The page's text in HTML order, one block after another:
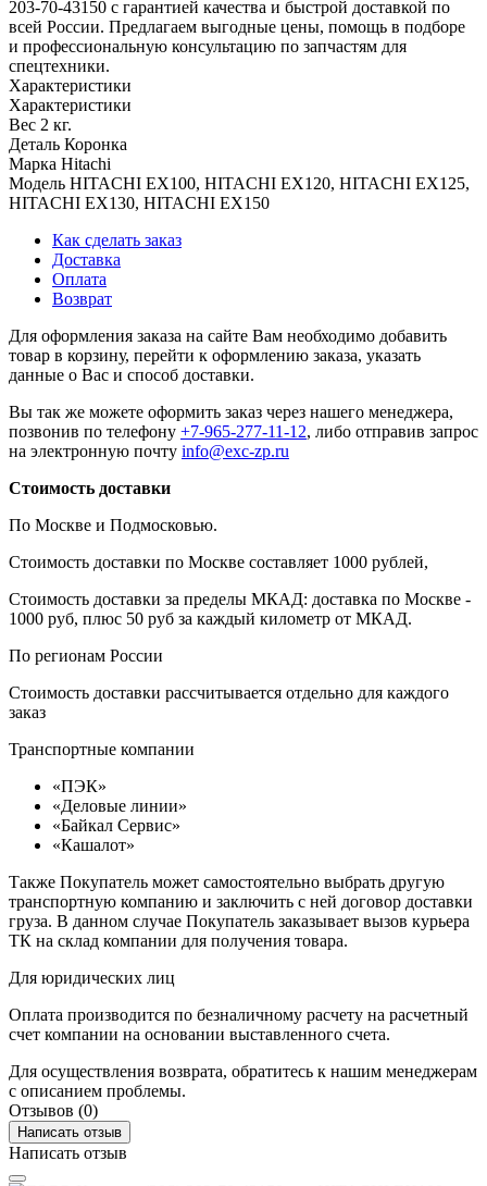
203-70-43150 с гарантией качества и быстрой доставкой по
всей России. Предлагаем выгодные цены, помощь в подборе
и профессиональную консультацию по запчастям для
спецтехники.
Характеристики
Характеристики
Вес 2 кг.
Деталь Коронка
Марка Hitachi
Модель HITACHI EX100, HITACHI EX120, HITACHI EX125,
HITACHI EX130, HITACHI EX150
Как сделать заказ
Доставка
Оплата
Возврат
Для оформления заказа на сайте Вам необходимо добавить
товар в корзину, перейти к оформлению заказа, указать
данные о Вас и способ доставки.
Вы так же можете оформить заказ через нашего менеджера,
позвонив по телефону +7-965-277-11-12, либо отправив запрос
на электронную почту info@exc-zp.ru
Стоимость доставки
По Москве и Подмосковью.
Стоимость доставки по Москве составляет 1000 рублей,
Стоимость доставки за пределы МКАД: доставка по Москве -
1000 руб, плюс 50 руб за каждый километр от МКАД.
По регионам России
Стоимость доставки рассчитывается отдельно для каждого
заказ
Транспортные компании
«ПЭК»
«Деловые линии»
«Байкал Сервис»
«Кашалот»
Также Покупатель может самостоятельно выбрать другую
транспортную компанию и заключить с ней договор доставки
груза. В данном случае Покупатель заказывает вызов курьера
ТК на склад компании для получения товара.
Для юридических лиц
Оплата производится по безналичному расчету на расчетный
счет компании на основании выставленного счета.
Для осуществления возврата, обратитесь к нашим менеджерам
с описанием проблемы.
Отзывов (0)
Написать отзыв
Написать отзыв